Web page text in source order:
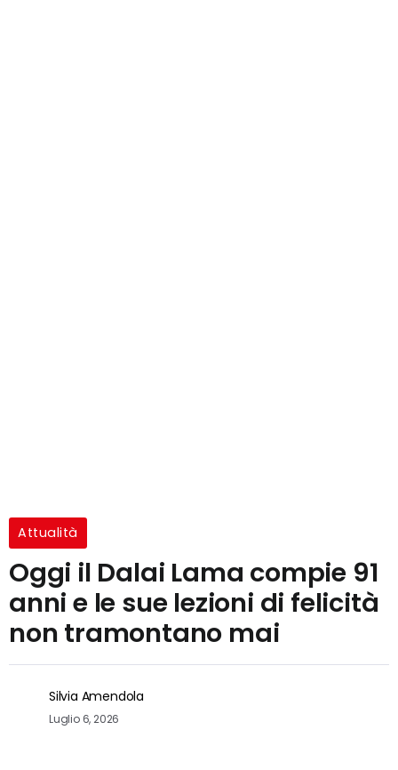
Attualità
Oggi il Dalai Lama compie 91
anni e le sue lezioni di felicità
non tramontano mai
Silvia Amendola
Luglio 6, 2026